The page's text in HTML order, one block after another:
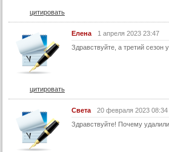
52 серия
53 серия
54 серия
55 серия
56 серия
58 серия
59 серия
цитировать
Елена
1 апреля 2023 23:47
Здравствуйте, а третий сезон
цитировать
Света
20 февраля 2023 08:34
Здравствуйте! Почему